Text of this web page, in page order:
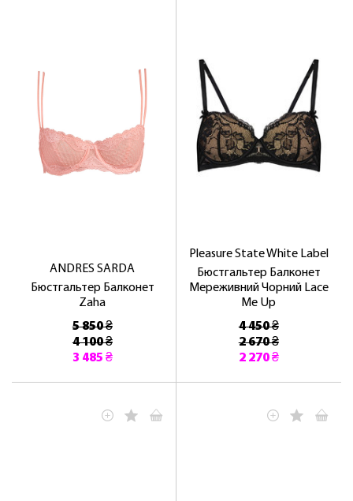
ANDRES SARDA
Бюстгальтер Балконет
Zaha
5 850 ₴
4 100 ₴
3 485 ₴
Pleasure State White Label
Бюстгальтер Балконет
Мереживний Чорний Lace
Me Up
4 450 ₴
2 670 ₴
2 270 ₴